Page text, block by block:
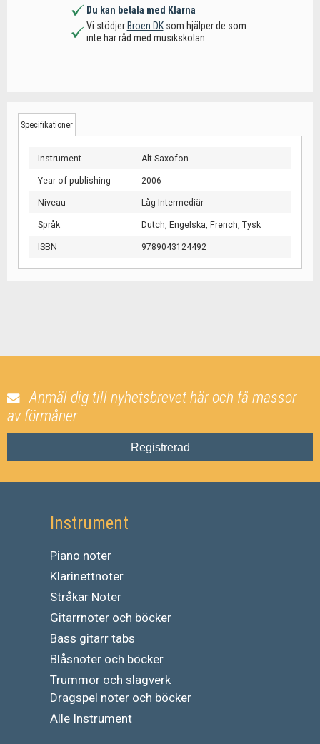
Du kan betala med Klarna
Vi stödjerBroen DKsom hjälper de som
inte har råd med musikskolan
Specifikationer
Instrument Alt Saxofon
Year of publishing 2006
Niveau Låg Intermediär
Språk Dutch,Engelska,French,Tysk
ISBN 9789043124492
Anmäl dig till nyhetsbrevet här och få massor
av förmåner
Registrerad
Instrument
Piano noter
Klarinettnoter
Stråkar Noter
Gitarrnoter och böcker
Bass gitarr tabs
Blåsnoter och böcker
Trummor och slagverk
Dragspel noter och böcker
Alle Instrument